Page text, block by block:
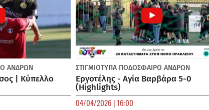
ΑΝΔΡΏΝ
| Κύπελλο
ΣΤΙΓΜΙΟΤΥΠΑ ΠΟΔΌΣΦΑΙΡΟ ΑΝΔΡΏΝ
Εργοτέλης - Αγία Βαρβάρα 5-0
(Highlights)
04/04/2026 | 16:00